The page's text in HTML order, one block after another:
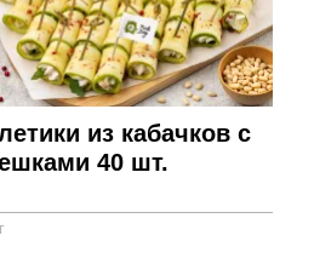
из кабачков с
40 шт.